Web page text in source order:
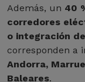
Además, un 40
corredores
o integración
corresponden a
Andorra,
Baleares.